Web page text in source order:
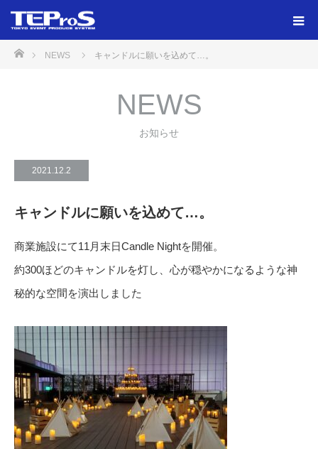
ホームNEWS キャンドルに願いを込めて…。
NEWS
お知らせ
2021.12.2
キャンドルに願いを込めて…。
商業施設にて11月末日Candle Nightを開催。
約300ほどのキャンドルを灯し、心が穏やかになるような神
秘的な空間を演出しました